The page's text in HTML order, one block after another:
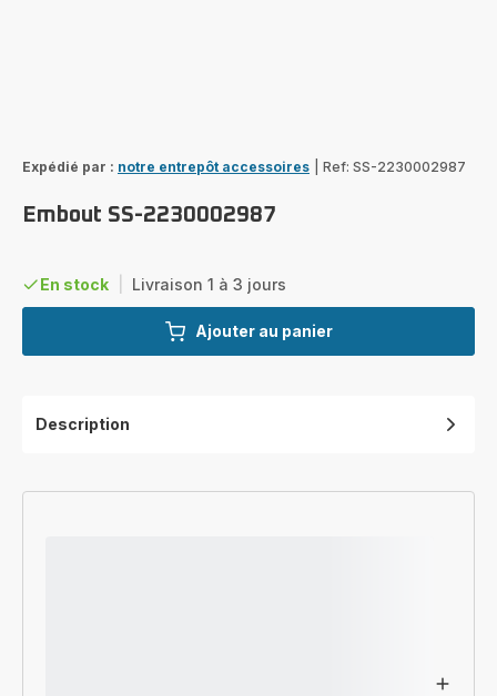
Expédié par : notre entrepôt accessoires Ref: SS-2230002987
Embout SS-2230002987
En stock Livraison 1 à 3 jours
Ajouter au panier
Description